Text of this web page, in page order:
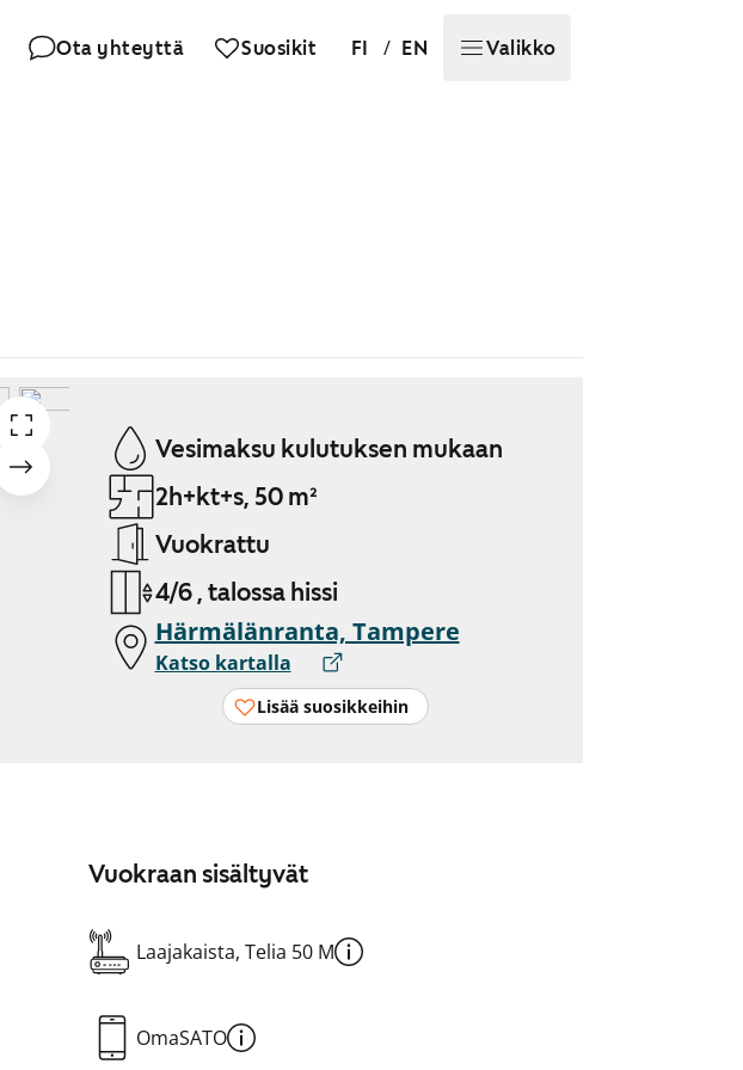
Ota yhteyttä Suosikit FI / EN Valikko
Vesimaksu kulutuksen mukaan
2h+kt+s, 50 m²
Vuokrattu
4/6 , talossa hissi
Härmälänranta, Tampere
Katso kartalla
Lisää suosikkeihin
Vuokraan sisältyvät
Laajakaista, Telia 50 M
OmaSATO